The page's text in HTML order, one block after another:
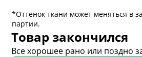
*Оттенок ткани может меняться в
партии.
Товар закончился
Все хорошее рано или поздно